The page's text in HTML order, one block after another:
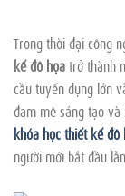
Trong thời đại công
kế đồ họatrở thành
cầu tuyển dụng lớn
đam mê sáng tạo
khóa học thiết kế đồ
người mới bắt đầu